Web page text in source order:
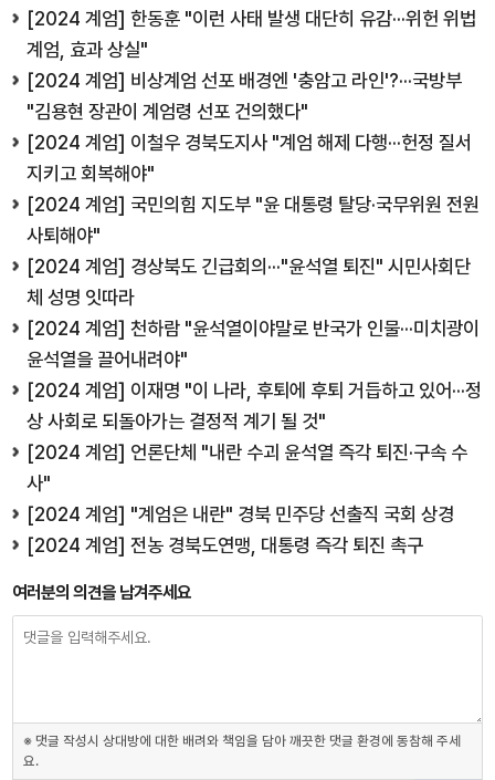
[2024 계엄] 한동훈 "이런 사태 발생 대단히 유감···위헌 위법
계엄, 효과 상실"
[2024 계엄] 비상계엄 선포 배경엔 '충암고 라인'?···국방부
"김용현 장관이 계엄령 선포 건의했다"
[2024 계엄] 이철우 경북도지사 "계엄 해제 다행···헌정 질서
지키고 회복해야"
[2024 계엄] 국민의힘 지도부 "윤 대통령 탈당·국무위원 전원
사퇴해야"
[2024 계엄] 경상북도 긴급회의···"윤석열 퇴진" 시민사회단
체 성명 잇따라
[2024 계엄] 천하람 "윤석열이야말로 반국가 인물···미치광이
윤석열을 끌어내려야"
[2024 계엄] 이재명 "이 나라, 후퇴에 후퇴 거듭하고 있어···정
상 사회로 되돌아가는 결정적 계기 될 것"
[2024 계엄] 언론단체 "내란 수괴 윤석열 즉각 퇴진·구속 수
사"
[2024 계엄] "계엄은 내란" 경북 민주당 선출직 국회 상경
[2024 계엄] 전농 경북도연맹, 대통령 즉각 퇴진 촉구
여러분의 의견을 남겨주세요
※ 댓글 작성시 상대방에 대한 배려와 책임을 담아 깨끗한 댓글 환경에 동참해 주세
요.